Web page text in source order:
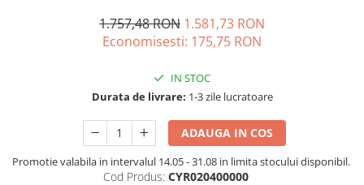
Cauta dupa marca
Toate generatoarele
Panouri Solare Pliabile
1.757,48 RON 1.581,73 RON
Economisesti: 175,75 RON
IN STOC
Durata de livrare: 1-3 zile lucratoare
ADAUGA IN COS
Promotie valabila in intervalul 14.05 - 31.08 in limita stocului disponibil.
Cod Produs: CYR020400000